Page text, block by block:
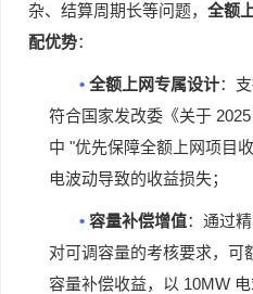
杂、结算周期长等问题， 全额
配优势：
• 全额上网专属设计：
符合国家发改委《关于 2025
中 "优先保障全额上网项目
电波动导致的收益损失；
• 容量补偿增值：通过
对可调容量的考核要求，可
容量补偿收益，以 10MW